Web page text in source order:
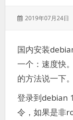
发
2019年07月24日
国内安装
一个：速度快
的方法说一下。
登录到debian
令，如果是非